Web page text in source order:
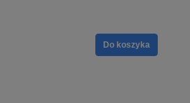
Do koszyka